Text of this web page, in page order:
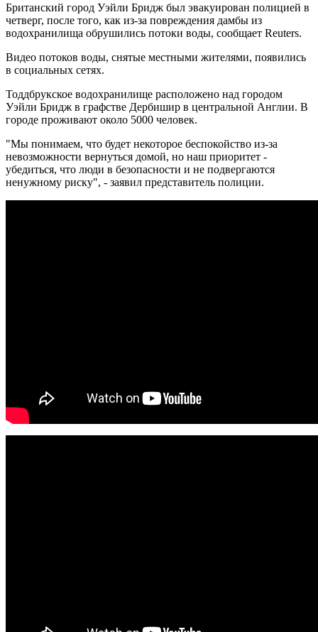
Британский город Уэйли Бридж был эвакуирован полицией в
четверг, после того, как из-за повреждения дамбы из
водохранилища обрушились потоки воды, сообщает Reuters.
Видео потоков воды, снятые местными жителями, появились
в социальных сетях.
Тоддбрукское водохранилище расположено над городом
Уэйли Бридж в графстве Дербишир в центральной Англии. В
городе проживают около 5000 человек.
"Мы понимаем, что будет некоторое беспокойство из-за
невозможности вернуться домой, но наш приоритет -
убедиться, что люди в безопасности и не подвергаются
ненужному риску", - заявил представитель полиции.